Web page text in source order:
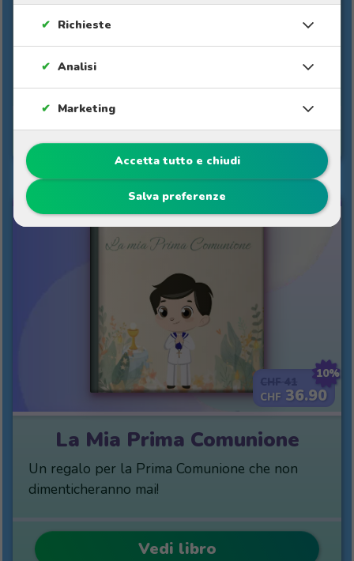
Richieste
✔
Analisi
✔
Marketing
✔
Salva preferenze
Accetta tutto e chiudi
Vedi libro
10%
CHF 36.90
LA MIA PRIMA COMUNIONE
La Mia Prima Comunione
Un regalo per la Prima Comunione che non
dimenticheranno mai!
Vedi libro